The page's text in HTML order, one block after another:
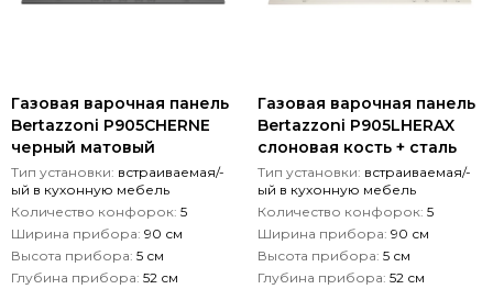
Газовая варочная панель
Bertazzoni P905CHERNE
черный матовый
Тип установки: встраиваемая/-
ый в кухонную мебель
Количество конфорок: 5
Ширина прибора: 90 см
Высота прибора: 5 см
Глубина прибора: 52 см
Газовая варочная панель
Bertazzoni P905LHERAX
слоновая кость + сталь
Тип установки: встраиваемая/-
ый в кухонную мебель
Количество конфорок: 5
Ширина прибора: 90 см
Высота прибора: 5 см
Глубина прибора: 52 см